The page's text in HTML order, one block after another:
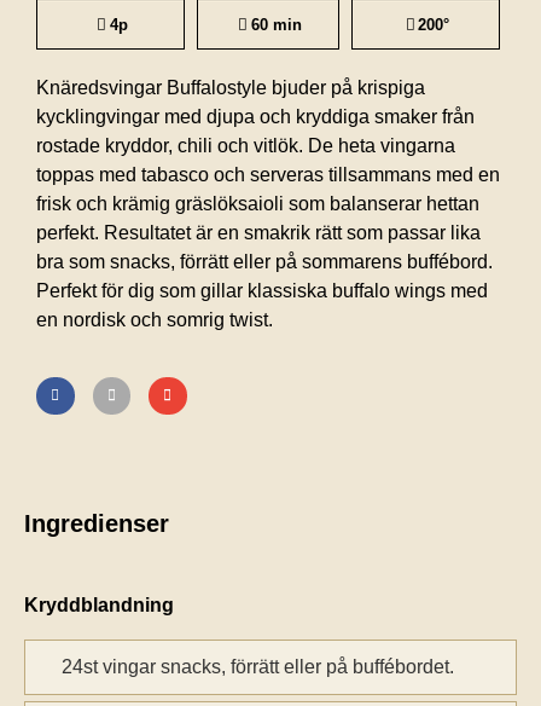
4p 60 min 200°
Knäredsvingar Buffalostyle bjuder på krispiga
kycklingvingar med djupa och kryddiga smaker från
rostade kryddor, chili och vitlök. De heta vingarna
toppas med tabasco och serveras tillsammans med en
frisk och krämig gräslöksaioli som balanserar hettan
perfekt. Resultatet är en smakrik rätt som passar lika
bra som snacks, förrätt eller på sommarens buffébord.
Perfekt för dig som gillar klassiska buffalo wings med
en nordisk och somrig twist.
Ingredienser
Kryddblandning
24st vingar snacks, förrätt eller på buffébordet.